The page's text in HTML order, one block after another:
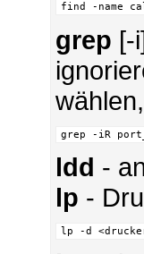
find -name
grep [-
grep -iR
ldd -
lp -
lp -d